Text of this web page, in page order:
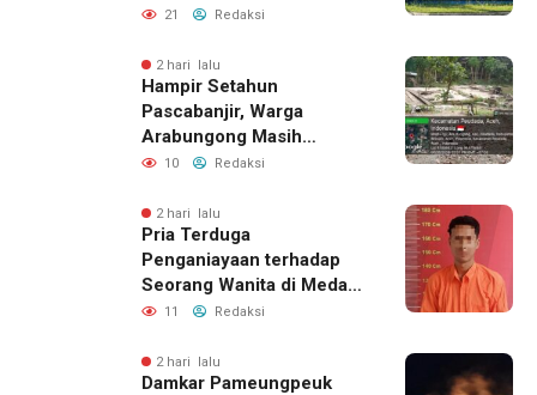
Tegaskan Proses
Jalur Resmi
21 Redaksi
2 hari lalu
Hampir Setahun
Pascabanjir, Warga
Arabungong Masih
Menunggu Bantuan
10 Redaksi
2 hari lalu
Pria Terduga
Penganiayaan terhadap
Seorang Wanita di Medan
Ditangkap Polisi
11 Redaksi
2 hari lalu
Damkar Pameungpeuk